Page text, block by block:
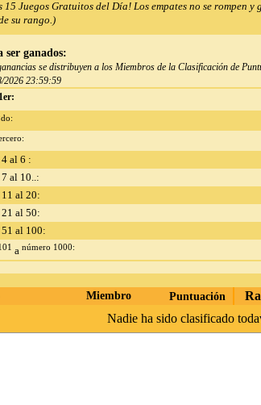
15 Juegos Gratuitos del Día! Los empates no se rompen
su rango.)
ser ganados:
se distribuyen a los Miembros de la Clasificación de
2026 23:59:59
1er:
al 6 :
al 10..:
al 20:
al 50:
al 100:
anúmero 1000:
Miembro Puntuación
Nadie ha sido clasificado